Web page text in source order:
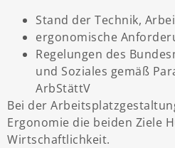
Stand der Technik,
ergonomische
Regelungen des
und Soziales gemäß
ArbStättV
Bei der
Ergonomie die beiden Ziele
Wirtschaftlichkeit.